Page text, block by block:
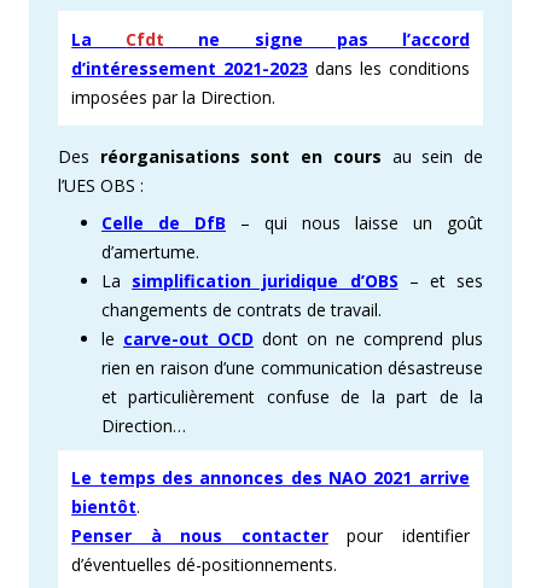
La Cfdt ne signe pas l’accord
d’intéressement 2021-2023 dans les conditions
imposées par la Direction.
Des réorganisations sont en cours au sein de
l’UES OBS :
Celle de DfB – qui nous laisse un goût
d’amertume.
La simplification juridique d’OBS – et ses
changements de contrats de travail.
le carve-out OCD dont on ne comprend plus
rien en raison d’une communication désastreuse
et particulièrement confuse de la part de la
Direction…
Le temps des annonces des NAO 2021 arrive
bientôt.
Penser à nous contacterpour identifier
d’éventuelles dé-positionnements.